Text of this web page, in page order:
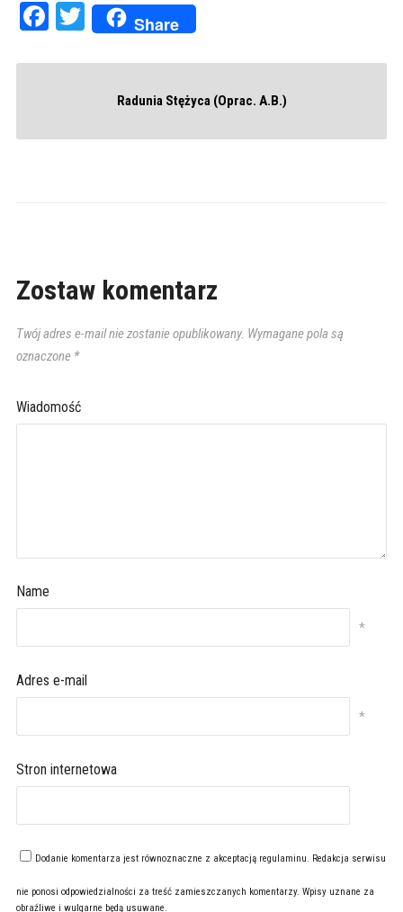
Facebook
Twitter
Share
Radunia Stężyca (Oprac. A.B.)
Zostaw komentarz
Twój adres e-mail nie zostanie opublikowany. Wymagane pola są
oznaczone *
Wiadomość
Name
*
Adres e-mail
*
Stron internetowa
Dodanie komentarza jest równoznaczne z akceptacją regulaminu. Redakcja serwisu
nie ponosi odpowiedzialności za treść zamieszczanych komentarzy. Wpisy uznane za
obraźliwe i wulgarne będą usuwane.